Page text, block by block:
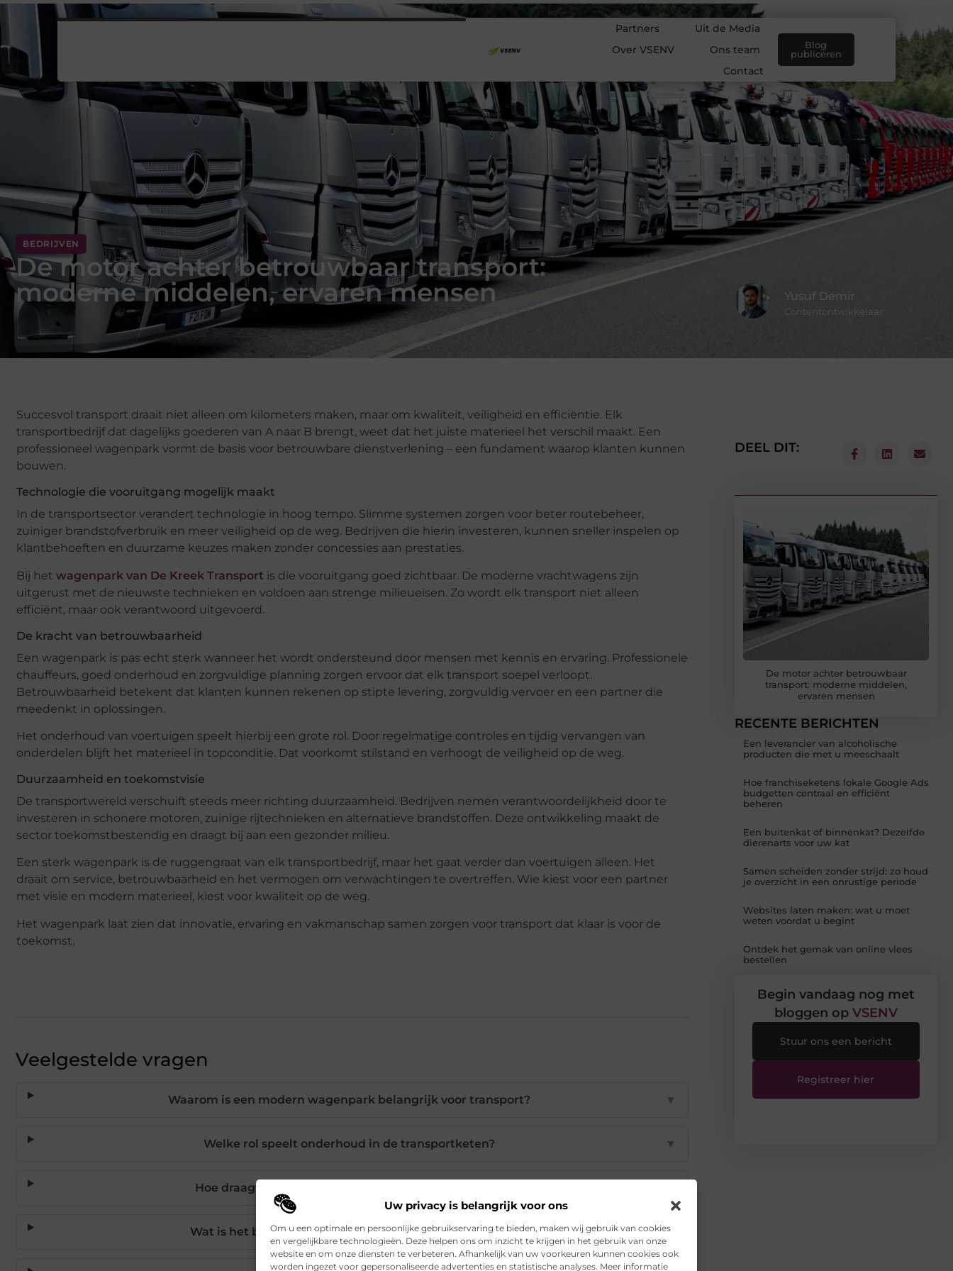
Uw privacy is belangrijk voor ons
Om u een optimale en persoonlijke gebruikservaring te bieden, maken wij gebruik van cookies
en vergelijkbare technologieën. Deze helpen ons om inzicht te krijgen in het gebruik van onze
website en om onze diensten te verbeteren. Afhankelijk van uw voorkeuren kunnen cookies ook
worden ingezet voor gepersonaliseerde advertenties en statistische analyses. Meer informatie
Partners
Uit de Media
Over VSENV
Ons team
Contact
Blog
publiceren
BEDRIJVEN
De motor achter betrouwbaar transport:
moderne middelen, ervaren mensen
Yusuf Demir
Contentontwikkelaar
Succesvol transport draait niet alleen om kilometers maken, maar om kwaliteit, veiligheid en efficiëntie. Elk
transportbedrijf dat dagelijks goederen van A naar B brengt, weet dat het juiste materieel het verschil maakt. Een
professioneel wagenpark vormt de basis voor betrouwbare dienstverlening – een fundament waarop klanten kunnen
bouwen.
Technologie die vooruitgang mogelijk maakt
In de transportsector verandert technologie in hoog tempo. Slimme systemen zorgen voor beter routebeheer,
zuiniger brandstofverbruik en meer veiligheid op de weg. Bedrijven die hierin investeren, kunnen sneller inspelen op
klantbehoeften en duurzame keuzes maken zonder concessies aan prestaties.
Bij het wagenpark van De Kreek Transport is die vooruitgang goed zichtbaar. De moderne vrachtwagens zijn
uitgerust met de nieuwste technieken en voldoen aan strenge milieueisen. Zo wordt elk transport niet alleen
efficiënt, maar ook verantwoord uitgevoerd.
De kracht van betrouwbaarheid
Een wagenpark is pas echt sterk wanneer het wordt ondersteund door mensen met kennis en ervaring. Professionele
chauffeurs, goed onderhoud en zorgvuldige planning zorgen ervoor dat elk transport soepel verloopt.
Betrouwbaarheid betekent dat klanten kunnen rekenen op stipte levering, zorgvuldig vervoer en een partner die
meedenkt in oplossingen.
Het onderhoud van voertuigen speelt hierbij een grote rol. Door regelmatige controles en tijdig vervangen van
onderdelen blijft het materieel in topconditie. Dat voorkomt stilstand en verhoogt de veiligheid op de weg.
Duurzaamheid en toekomstvisie
De transportwereld verschuift steeds meer richting duurzaamheid. Bedrijven nemen verantwoordelijkheid door te
investeren in schonere motoren, zuinige rijtechnieken en alternatieve brandstoffen. Deze ontwikkeling maakt de
sector toekomstbestendig en draagt bij aan een gezonder milieu.
Een sterk wagenpark is de ruggengraat van elk transportbedrijf, maar het gaat verder dan voertuigen alleen. Het
draait om service, betrouwbaarheid en het vermogen om verwachtingen te overtreffen. Wie kiest voor een partner
met visie en modern materieel, kiest voor kwaliteit op de weg.
Het wagenpark laat zien dat innovatie, ervaring en vakmanschap samen zorgen voor transport dat klaar is voor de
toekomst.
Veelgestelde vragen
Waarom is een modern wagenpark belangrijk voor transport? ▼
Welke rol speelt onderhoud in de transportketen? ▼
Hoe draagt technologie bij aan efficiënter transport?
Wat is het belang van ervaren chauffeurs in transport? ▼
DEEL DIT:
De motor achter betrouwbaar
transport: moderne middelen,
ervaren mensen
RECENTE BERICHTEN
Een leverancier van alcoholische
producten die met u meeschaalt
Hoe franchiseketens lokale Google Ads
budgetten centraal en efficiënt
beheren
Een buitenkat of binnenkat? Dezelfde
dierenarts voor uw kat
Samen scheiden zonder strijd: zo houd
je overzicht in een onrustige periode
Websites laten maken: wat u moet
weten voordat u begint
Ontdek het gemak van online vlees
bestellen
Begin vandaag nog met
bloggen op VSENV
Stuur ons een bericht
Registreer hier